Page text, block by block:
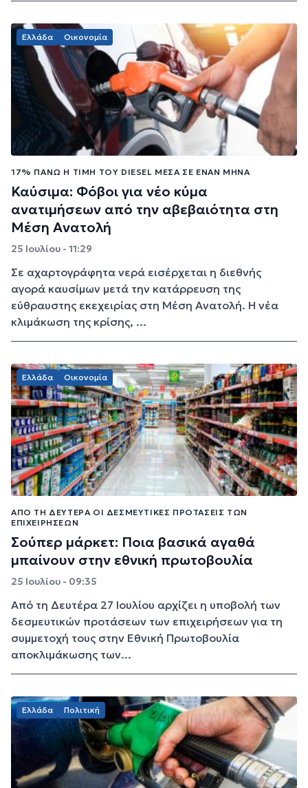
Ελλάδα Οικονομία
17% ΠΆΝΩ Η ΤΙΜΉ ΤΟΥ DIESEL ΜΈΣΑ ΣΕ ΈΝΑΝ ΜΉΝΑ
Καύσιμα: Φόβοι για νέο κύμα
ανατιμήσεων από την αβεβαιότητα στη
Μέση Ανατολή
25 Ιουλίου - 11:29
Σε αχαρτογράφητα νερά εισέρχεται η διεθνής
αγορά καυσίμων μετά την κατάρρευση της
εύθραυστης εκεχειρίας στη Μέση Ανατολή. Η νέα
κλιμάκωση της κρίσης, ...
Ελλάδα Οικονομία
ΑΠΌ ΤΗ ΔΕΥΤΈΡΑ ΟΙ ΔΕΣΜΕΥΤΙΚΈΣ ΠΡΟΤΆΣΕΙΣ ΤΩΝ
ΕΠΙΧΕΙΡΉΣΕΩΝ
Σούπερ μάρκετ: Ποια βασικά αγαθά
μπαίνουν στην εθνική πρωτοβουλία
25 Ιουλίου - 09:35
Από τη Δευτέρα 27 Ιουλίου αρχίζει η υποβολή των
δεσμευτικών προτάσεων των επιχειρήσεων για τη
συμμετοχή τους στην Εθνική Πρωτοβουλία
αποκλιμάκωσης των...
Ελλάδα Πολιτική